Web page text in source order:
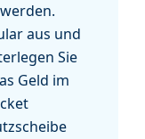
aus und
Sie
Geld im